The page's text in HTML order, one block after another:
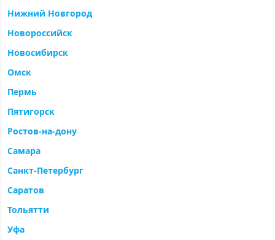
Нижний Новгород
Новороссийск
Новосибирск
Омск
Пермь
Пятигорск
Ростов-на-дону
Самара
Санкт-Петербург
Саратов
Тольятти
Уфа